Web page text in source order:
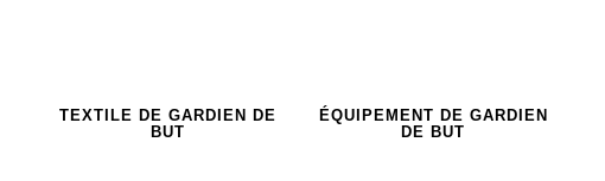
TEXTILE DE GARDIEN DE
BUT
ÉQUIPEMENT DE GARDIEN
DE BUT